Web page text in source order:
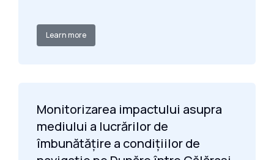
Learn more
Monitorizarea impactului asupra
mediului a lucrărilor de
îmbunătățire a condițiilor de